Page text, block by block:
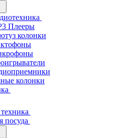
Плееры
колонки
колонки
посуда